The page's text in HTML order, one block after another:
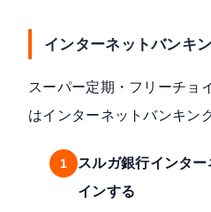
インターネットバンキ
スーパー定期・フリーチョ
はインターネットバンキン
1
スルガ銀行インタ
インする